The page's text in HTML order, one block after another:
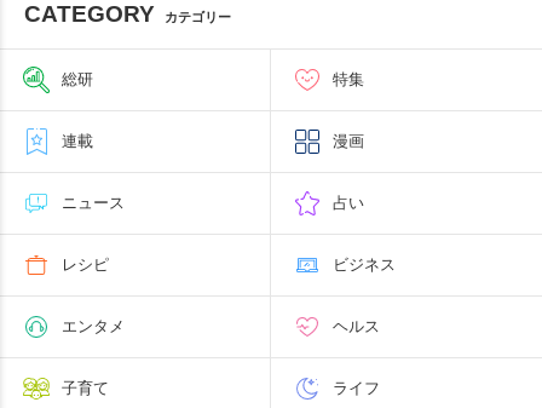
CATEGORY カテゴリー
総研 特集
連載 漫画
ニュース 占い
レシピ ビジネス
エンタメ ヘルス
子育て ライフ